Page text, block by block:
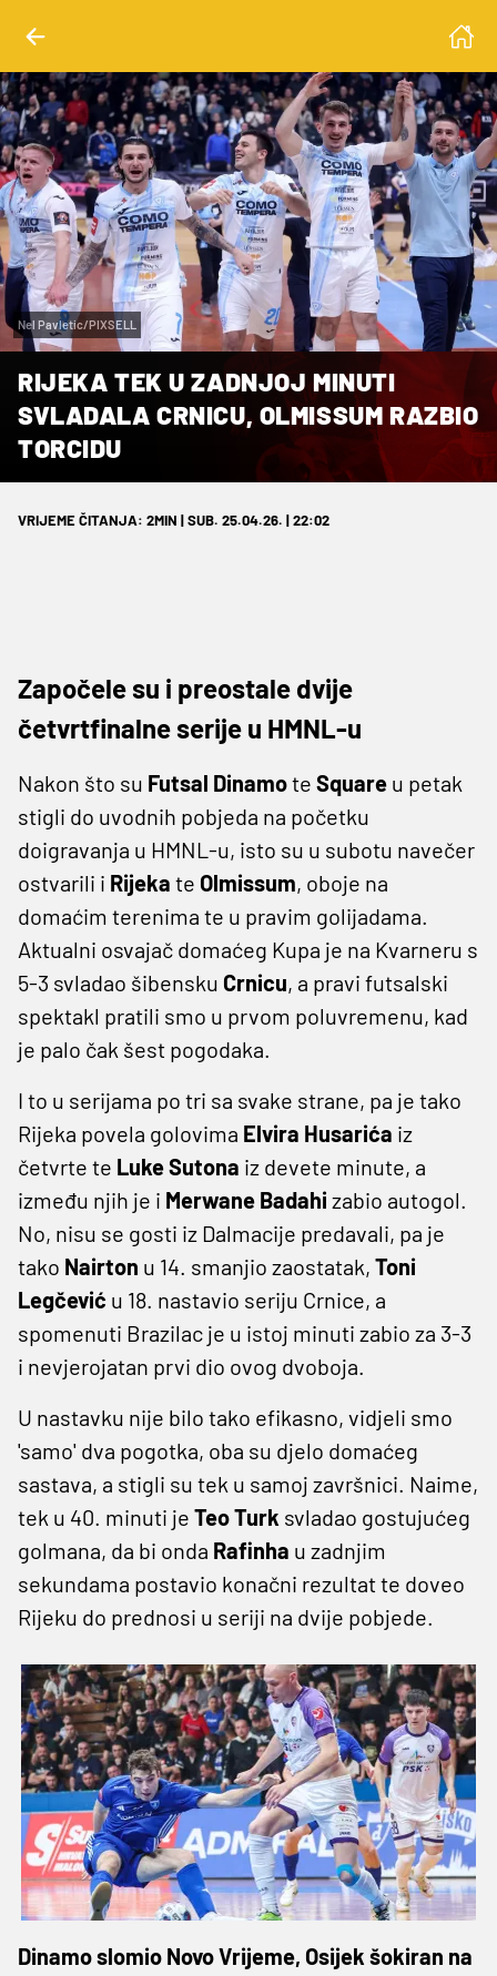
Nel Pavletic/PIXSELL
RIJEKA TEK U ZADNJOJ MINUTI
SVLADALA CRNICU, OLMISSUM RAZBIO
TORCIDU
VRIJEME ČITANJA: 2MIN | SUB. 25.04.26. | 22:02
Započele su i preostale dvije
četvrtfinalne serije u HMNL-u
Nakon što su Futsal Dinamote Square u petak
stigli do uvodnih pobjeda na početku
doigravanja u HMNL-u, isto su u subotu navečer
ostvarili i Rijeka te Olmissum, oboje na
domaćim terenima te u pravim golijadama.
Aktualni osvajač domaćeg Kupa je na Kvarneru s
5-3 svladao šibensku Crnicu, a pravi futsalski
spektakl pratili smo u prvom poluvremenu, kad
je palo čak šest pogodaka.
I to u serijama po tri sa svake strane, pa je tako
Rijeka povela golovima Elvira Husarića iz
četvrte te Luke Sutona iz devete minute, a
između njih je i Merwane Badahi zabio autogol.
No, nisu se gosti iz Dalmacije predavali, pa je
tako Nairton u 14. smanjio zaostatak, Toni
Legčević u 18. nastavio seriju Crnice, a
spomenuti Brazilac je u istoj minuti zabio za 3-3
i nevjerojatan prvi dio ovog dvoboja.
U nastavku nije bilo tako efikasno, vidjeli smo
'samo' dva pogotka, oba su djelo domaćeg
sastava, a stigli su tek u samoj završnici. Naime,
tek u 40. minuti je Teo Turk svladao gostujućeg
golmana, da bi onda Rafinha u zadnjim
sekundama postavio konačni rezultat te doveo
Rijeku do prednosi u seriji na dvije pobjede.
Dinamo slomio Novo Vrijeme, Osijek šokiran na